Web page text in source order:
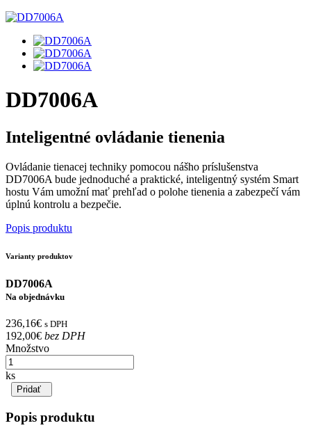
DD7006A
Inteligentné ovládanie tienenia
Ovládanie tienacej techniky pomocou nášho príslušenstva
DD7006A bude jednoduché a praktické, inteligentný systém Smart
hostu Vám umožní mať prehľad o polohe tienenia a zabezpečí vám
úplnú kontrolu a bezpečie.
Popis produktu
Varianty produktov
DD7006A
Na objednávku
236,16€ s DPH
192,00€ bez DPH
Množstvo
ks
Pridať
Popis produktu